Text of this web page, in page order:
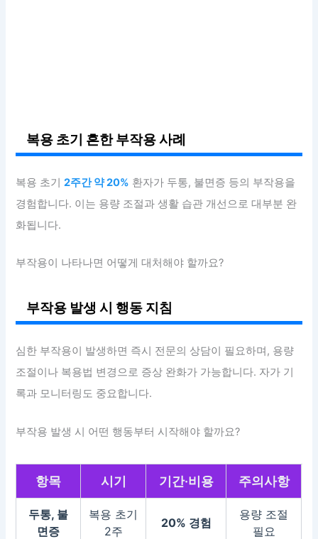
복용 초기 흔한 부작용 사례
복용 초기2주간 약 20% 환자가 두통, 불면증 등의 부작용을
경험합니다. 이는 용량 조절과 생활 습관 개선으로 대부분 완
화됩니다.
부작용이 나타나면 어떻게 대처해야 할까요?
부작용 발생 시 행동 지침
심한 부작용이 발생하면 즉시 전문의 상담이 필요하며, 용량
조절이나 복용법 변경으로 증상 완화가 가능합니다. 자가 기
록과 모니터링도 중요합니다.
부작용 발생 시 어떤 행동부터 시작해야 할까요?
항목 시기 기간·비용 주의사항
두통, 불
면증
복용 초기
2주
20% 경험
용량 조절
필요